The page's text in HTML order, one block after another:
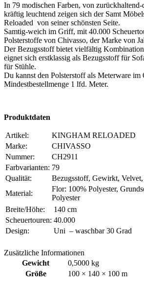
In 79 modischen Farben, von zurückhaltend-
kräftig leuchtend zeigen sich der Samt
Reloaded von seiner schönsten Seite.
Samtig-weich im Griff, mit 40.000
Polsterstoffe von Chivasso, der Marke von
Der Bezugsstoff bietet vielfältig
eignet sich erstklassig als Bezugsstoff für
für Stühle.
Du kannst den Polsterstoff als Meterware im
Mindestbestellmenge 1 lfd. Meter.
Produktdaten
Artikel:
KINGHAM RELOADED
Marke:
CHIVASSO
Nummer:
CH2911
Farbvarianten: 79
Qualität:
Bezugsstoff, Gewirkt, Velvet,
Material:
Flor: 100% Polyester,
Polyester
Breite/Höhe:
140 cm
Scheuertouren: 40.000
Design:
Uni – waschbar 30 Grad
Zusätzliche Informationen
Gewicht
0,5000 kg
Größe
100 × 140 × 100 m